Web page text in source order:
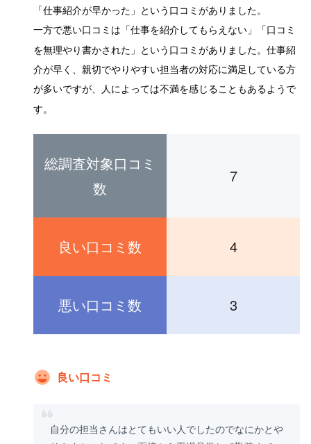
「仕事紹介が早かった」という口コミがありました。
一方で悪い口コミは「仕事を紹介してもらえない」「口コミ
を無理やり書かされた」という口コミがありました。仕事紹
介が早く、親切でやりやすい担当者の対応に満足している方
が多いですが、人によっては不満を感じることもあるようで
す。
総調査対象口コミ
数
7
良い口コミ数 4
悪い口コミ数 3
良い口コミ
自分の担当さんはとてもいい人でしたのでなにかとや